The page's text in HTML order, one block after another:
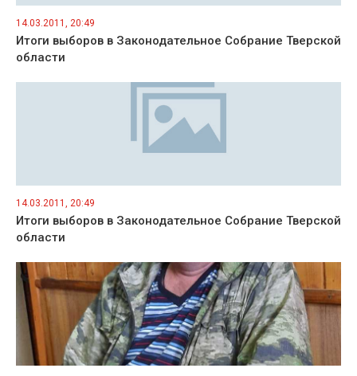
14.03.2011, 20:49
Итоги выборов в Законодательное Собрание Тверской
области
14.03.2011, 20:49
Итоги выборов в Законодательное Собрание Тверской
области